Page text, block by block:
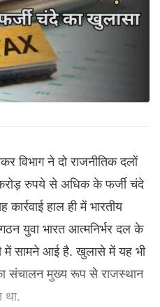
विभाग ने दो राजनीतिक दलों
रुपये से अधिक के फर्जी चंदे
हाल ही में भारतीय
युवा भारत आत्मनिर्भर दल के
में सामने आई है. खुलासे में यह भी
संचालन मुख्य रूप से राजस्थान
था.